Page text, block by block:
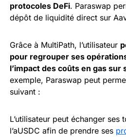
protocoles DeFi. Paraswap
dépôt de liquidité direct sur
Grâce à MultiPath, l’utilisateur
pour regrouper ses
l’impact des coûts en gas sur
exemple, Paraswap peut
suivant :
L’utilisateur peut échanger ses
l’aUSDC afin de prendre ses